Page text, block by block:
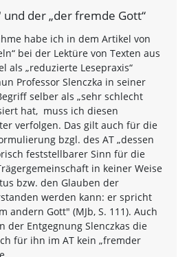
der „der fremde Gott“
habe ich in dem Artikel von
bei der Lektüre von Texten aus
als „reduzierte Lesepraxis“
Professor Slenczka in seiner
selber als „sehr schlecht
hat, muss ich diesen
verfolgen. Das gilt auch für die
bzgl. des AT „dessen
feststellbarer Sinn für die
in keiner Weise
bzw. den Glauben der
werden kann: er spricht
andern Gott" (MJb, S. 111). Auch
der Entgegnung Slenczkas die
für ihn im AT kein „fremder